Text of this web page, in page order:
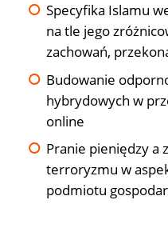
Specyfika Islamu
na tle jego
zachowań,
Budowanie
hybrydowych w
online
Pranie pieniędzy a
terroryzmu w
podmiotu